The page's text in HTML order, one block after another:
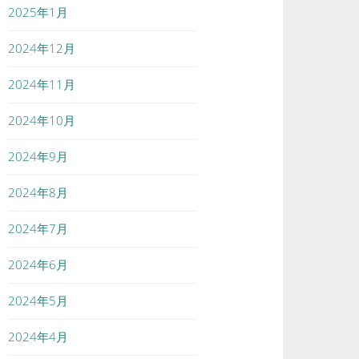
2025年1月
2024年12月
2024年11月
2024年10月
2024年9月
2024年8月
2024年7月
2024年6月
2024年5月
2024年4月